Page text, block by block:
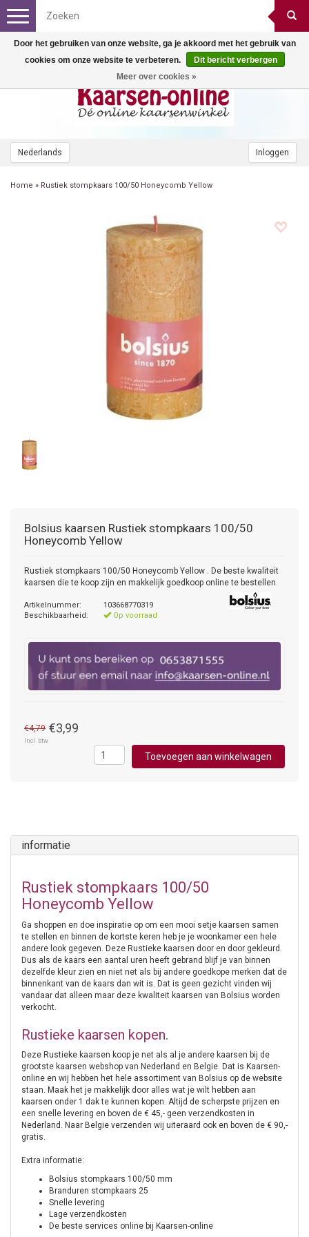
Nederlands Inloggen
Toggle
navigation
Home » Rustiek stompkaars 100/50 Honeycomb Yellow
Bolsius kaarsen Rustiek stompkaars 100/50
Honeycomb Yellow
Rustiek stompkaars 100/50 Honeycomb Yellow . De beste kwaliteit
kaarsen die te koop zijn en makkelijk goedkoop online te bestellen.
Artikelnummer:
103668770319
Beschikbaarheid:
Op voorraad
€4,79 €3,99
Incl. btw
Toevoegen aan winkelwagen
informatie
Rustiek stompkaars 100/50
Honeycomb Yellow
Ga shoppen en doe inspiratie op om een mooi setje kaarsen samen
te stellen en binnen de kortste keren heb je je woonkamer een hele
andere look gegeven. Deze Rustieke kaarsen door en door gekleurd.
Dus als de kaars een aantal uren heeft gebrand blijf je van binnen
dezelfde kleur zien en niet net als bij andere goedkope merken dat de
binnenkant van de kaars dan wit is. Dat is geen gezicht vinden wij
vandaar dat alleen maar deze kwaliteit kaarsen van Bolsius worden
verkocht.
Rustieke kaarsen kopen.
Deze Rustieke kaarsen koop je net als al je andere kaarsen bij de
grootste kaarsen webshop van Nederland en Belgie. Dat is Kaarsen-
online en wij hebben het hele assortiment van Bolsius op de website
staan. Maak het je makkelijk door alles wat je wilt hebben aan
kaarsen onder 1 dak te kunnen kopen. Altijd de scherpste prijzen en
een snelle levering en boven de € 45,- geen verzendkosten in
Nederland. Naar Belgie verzenden wij uiteraard ook en boven de € 90,-
gratis.
Extra informatie:
Bolsius stompkaars 100/50 mm
Branduren stompkaars 25
Snelle levering
Lage verzendkosten
De beste services online bij Kaarsen-online
Door het gebruiken van onze website, ga je akkoord met het gebruik van
cookies om onze website te verbeteren.
Dit bericht verbergen
Meer over cookies »